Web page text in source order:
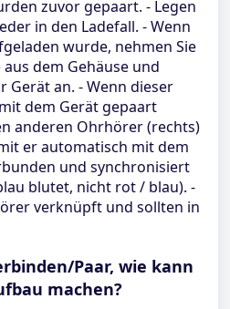
zuvor gepaart. - Legen
in den Ladefall. - Wenn
wurde, nehmen Sie
dem Gehäuse und
Gerät an. - Wenn dieser
dem Gerät gepaart
anderen Ohrhörer (rechts)
er automatisch mit dem
und synchronisiert
blutet, nicht rot / blau). -
verknüpft und sollten in
Paar, wie kann
machen?